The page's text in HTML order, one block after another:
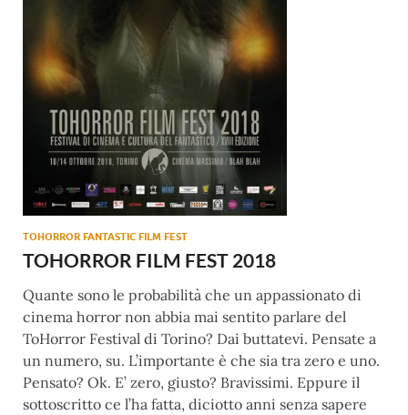
TOHORROR FANTASTIC FILM FEST
TOHORROR FILM FEST 2018
Quante sono le probabilità che un appassionato di
cinema horror non abbia mai sentito parlare del
ToHorror Festival di Torino? Dai buttatevi. Pensate a
un numero, su. L’importante è che sia tra zero e uno.
Pensato? Ok. E’ zero, giusto? Bravissimi. Eppure il
sottoscritto ce l’ha fatta, diciotto anni senza sapere